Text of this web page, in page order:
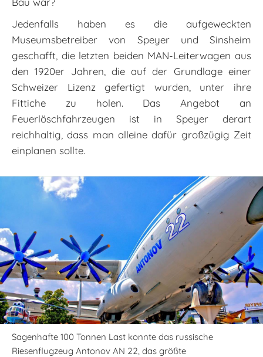
Jedenfalls haben es die aufgeweckten
Museumsbetreiber von Speyer und Sinsheim
geschafft, die letzten beiden MAN-Leiterwagen aus
den 1920er Jahren, die auf der Grundlage einer
Schweizer Lizenz gefertigt wurden, unter ihre
Fittiche zu holen. Das Angebot an
Feuerlöschfahrzeugen ist in Speyer derart
reichhaltig, dass man alleine dafür großzügig Zeit
einplanen sollte.
Sagenhafte 100 Tonnen Last konnte das russische
Riesenflugzeug Antonov AN 22, das größte